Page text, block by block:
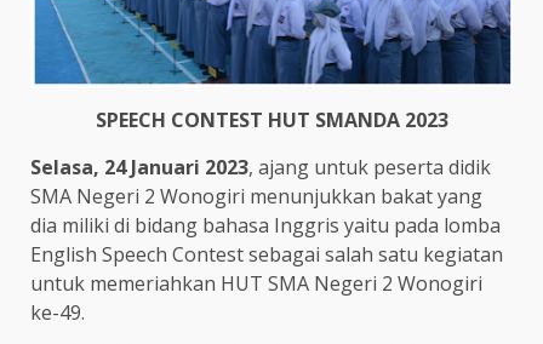
SPEECH CONTEST HUT SMANDA 2023
Selasa, 24 Januari 2023, ajang untuk peserta didik
SMA Negeri 2 Wonogiri menunjukkan bakat yang
dia miliki di bidang bahasa Inggris yaitu pada lomba
English Speech Contest sebagai salah satu kegiatan
untuk memeriahkan HUT SMA Negeri 2 Wonogiri
ke-49.